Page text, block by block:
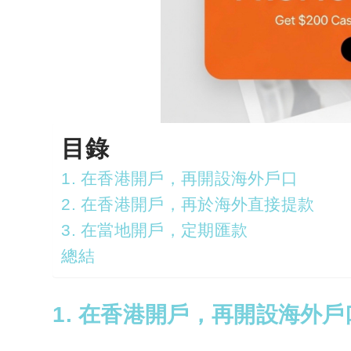
目錄
1. 在香港開戶，再開設海外戶口
2. 在香港開戶，再於海外直接提款
3. 在當地開戶，定期匯款
總結
1. 在香港開戶，再開設海外戶